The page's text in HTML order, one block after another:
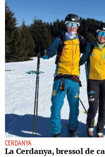
CERDANYA
La Cerdanya, bressol de